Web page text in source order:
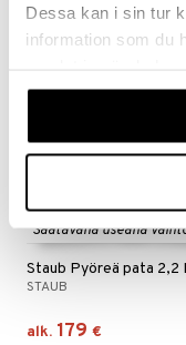
Dessa kan i sin tur
information som du
våra cookies vid
Saatavana useana
Staub Pyöreä pata 2,2
STAUB
alk. 179 €